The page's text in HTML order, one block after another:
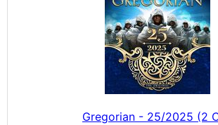
Gregorian - 25/2025 (2